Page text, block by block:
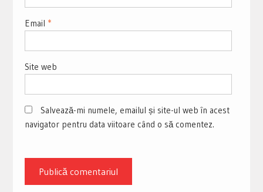
Email *
Site web
Salvează-mi numele, emailul și site-ul web în acest
navigator pentru data viitoare când o să comentez.